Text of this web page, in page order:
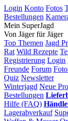
Login Konto Fotos
Bestellungen
Mein SuperJagd
Von Jäger für Jäger
Top Themen Jagd
Rat Wild Rezepte
Registrierung Login
Freunde Forum
Quiz Newsletter
Winterjagd Neue
Bestellungen
Hilfe (FAQ)
Lagerabverkauf